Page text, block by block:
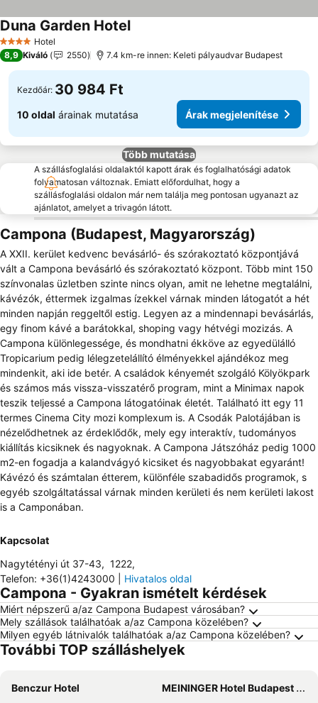
4 KategóriaHotel
Duna Garden HotelÁrak megjelenítése
8,9 Kiváló 2550 7.4 km-re innen: Keleti pályaudvar Budapest
Kezdőár: 30 984 Ft
10 oldal árainak mutatása Árak megjelenítése
Több mutatása
A szállásfoglalási oldalaktól kapott árak és foglalhatósági adatok
folyamatosan változnak. Emiatt előfordulhat, hogy a
szállásfoglalási oldalon már nem találja meg pontosan ugyanazt az
ajánlatot, amelyet a trivagón látott.
Campona (Budapest, Magyarország)
A XXII. kerület kedvenc bevásárló- és szórakoztató központjává
vált a Campona bevásárló és szórakoztató központ. Több mint 150
színvonalas üzletben szinte nincs olyan, amit ne lehetne megtalálni,
kávézók, éttermek izgalmas ízekkel várnak minden látogatót a hét
minden napján reggeltől estig. Legyen az a mindennapi bevásárlás,
egy finom kávé a barátokkal, shoping vagy hétvégi mozizás. A
Campona különlegessége, és mondhatni ékköve az egyedülálló
Tropicarium pedig lélegzetelállító élményekkel ajándékoz meg
mindenkit, aki ide betér. A családok kényemét szolgáló Kölyökpark
és számos más vissza-visszatérő program, mint a Minimax napok
teszik teljessé a Campona látogatóinak életét. Található itt egy 11
termes Cinema City mozi komplexum is. A Csodák Palotájában is
nézelődhetnek az érdeklődők, mely egy interaktív, tudományos
kiállítás kicsiknek és nagyoknak. A Campona Játszóház pedig 1000
m2-en fogadja a kalandvágyó kicsiket és nagyobbakat egyaránt!
Kávézó és számtalan étterem, különféle szabadidős programok, s
egyéb szolgáltatással várnak minden kerületi és nem kerületi lakost
is a Camponában.
Kapcsolat
Nagytétényi út 37-43, 1222,
Telefon: +36(1)4243000 Hivatalos oldal
Campona - Gyakran ismételt kérdések
Miért népszerű a/az Campona Budapest városában?
Mely szállások találhatóak a/az Campona közelében?
Milyen egyéb látnivalók találhatóak a/az Campona közelében?
További TOP szálláshelyek
Benczur Hotel
MEININGER Hotel Budapest Great Market Hall